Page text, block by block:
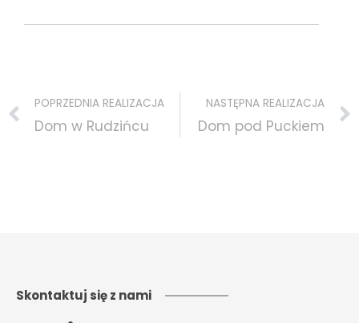
Prev
POPRZEDNIA REALIZACJA
Dom w Rudzińcu
NASTĘPNA REALIZACJA
Dom pod Puckiem
Skontaktuj się z nami